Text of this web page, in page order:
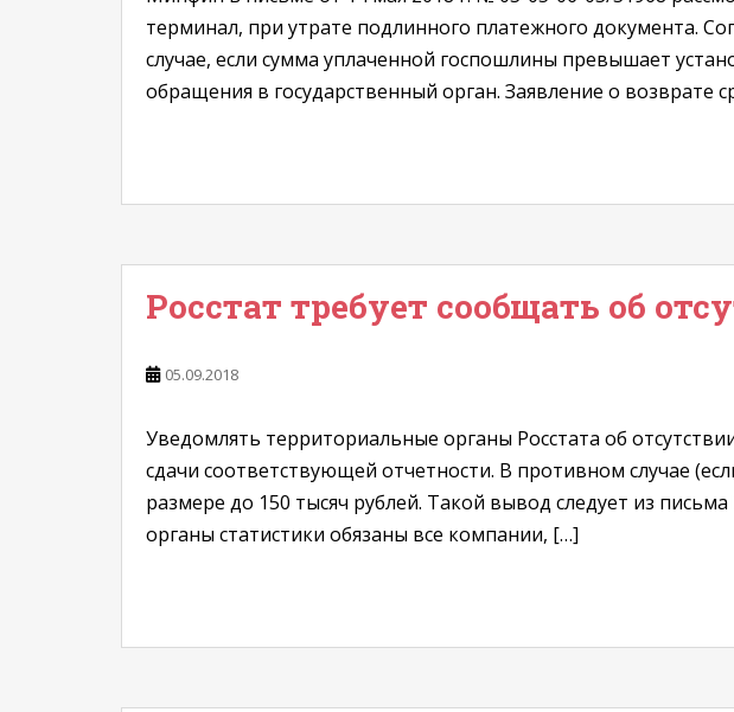
терминал, при утрате подлинного платежного документа.
случае, если сумма уплаченной госпошлины превышает
обращения в государственный орган. Заявление о возврате
Росстат требует сообщать об
05.09.2018
Уведомлять территориальные органы Росстата об
сдачи соответствующей отчетности. В противном случае
размере до 150 тысяч рублей. Такой вывод следует из
органы статистики обязаны все компании, […]